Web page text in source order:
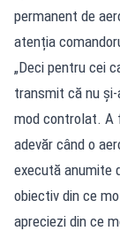
permanent de
atenția
„Deci pentru cei
transmit că nu
mod controlat. A
adevăr când o
execută anumite
obiectiv din ce
apreciezi din ce